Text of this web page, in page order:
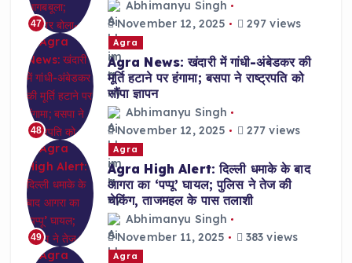
47
Abhimanyu Singh
November 12, 2025
297 views
48
Agra
Agra News: खंदारी में गांधी-अंबेडकर की
मूर्ति हटाने पर हंगामा; बसपा ने राष्ट्रपति को
सौंपा ज्ञापन
Abhimanyu Singh
November 12, 2025
277 views
49
Agra
Agra High Alert: दिल्ली धमाके के बाद
आगरा का ‘पप्पू’ घायल; पुलिस ने तेज की
चेकिंग, ताजमहल के पास तलाशी
Abhimanyu Singh
November 11, 2025
383 views
Agra